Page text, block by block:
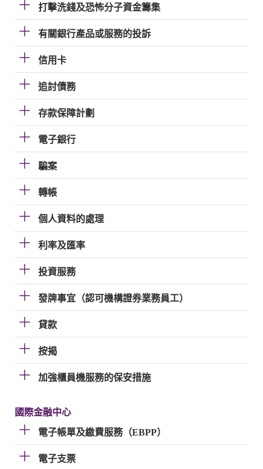
打擊洗錢及恐怖分子資金籌集
有關銀行產品或服務的投訴
信用卡
追討債務
存款保障計劃
電子銀行
騙案
轉帳
個人資料的處理
利率及匯率
投資服務
發牌事宜（認可機構證券業務員工）
貸款
按揭
加強櫃員機服務的保安措施
國際金融中心
電子帳單及繳費服務（EBPP）
電子支票